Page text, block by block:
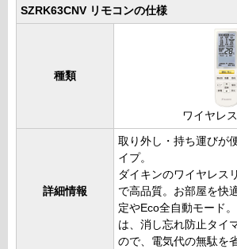
SZRK63CNV リモコンの仕様
種類
ワイヤレ
詳細情報
取り外し・持ち運びが
イプ。
ダイキンのワイヤレス
で高品質。お部屋を快
定やEco全自動モード
は、消し忘れ防止タイ
ので、電気代の無駄を